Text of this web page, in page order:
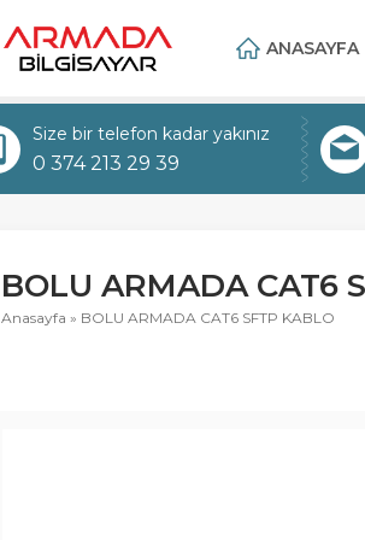
ANASAYFA
Size bir telefon kadar yakınız
0 374 213 29 39
BOLU ARMADA CAT6
Anasayfa » BOLU ARMADA CAT6 SFTP KABLO